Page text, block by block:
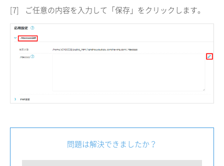
[7] ご任意の内容を入力して「保存」をクリックします。
問題は解決できましたか？